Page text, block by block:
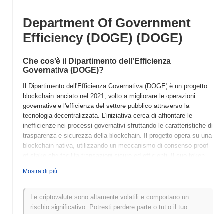
Department Of Government
Efficiency (DOGE) (DOGE)
Che cos'è il Dipartimento dell'Efficienza
Governativa (DOGE)?
Il Dipartimento dell'Efficienza Governativa (DOGE) è un progetto
blockchain lanciato nel 2021, volto a migliorare le operazioni
governative e l'efficienza del settore pubblico attraverso la
tecnologia decentralizzata. L'iniziativa cerca di affrontare le
inefficienze nei processi governativi sfruttando le caratteristiche di
trasparenza e sicurezza della blockchain. Il progetto opera su una
blockchain nativa, utilizzando un meccanismo di consenso proof-
cui le commissioni di transazione, la partecipazione alla
Dipartimento dell'Efficienza Governativa (DOGE) si distingue per il
suo focus sul miglioramento delle funzioni governative e sulla
Mostra di più
Le criptovalute sono altamente volatili e comportano un
rischio significativo. Potresti perdere parte o tutto il tuo